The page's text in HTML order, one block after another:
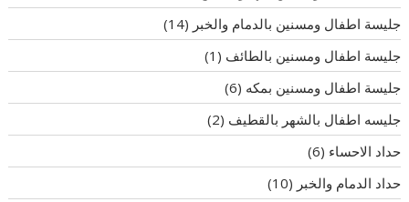
جليسة اطفال ومسنين بالدمام والخبر (14)
جليسة اطفال ومسنين بالطائف (1)
جليسة اطفال ومسنين بمكه (6)
جليسه اطفال بالشهر بالقطيف (2)
حداد الاحساء (6)
حداد الدمام والخبر (10)